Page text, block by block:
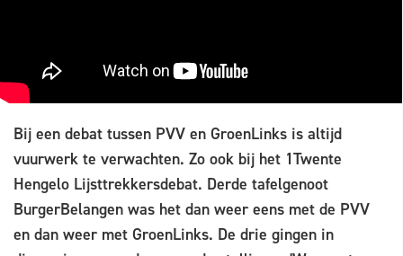
Bij een debat tussen PVV en GroenLinks is altijd
vuurwerk te verwachten. Zo ook bij het 1Twente
Hengelo Lijsttrekkersdebat. Derde tafelgenoot
BurgerBelangen was het dan weer eens met de PVV
en dan weer met GroenLinks. De drie gingen in